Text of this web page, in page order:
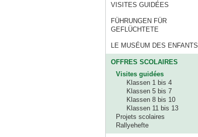
VISITES GUIDÉES
FÜHRUNGEN FÜR
GEFLÜCHTETE
LE MUSÉUM DES ENFANTS
OFFRES SCOLAIRES
Visites guidées
Klassen 1 bis 4
Klassen 5 bis 7
Klassen 8 bis 10
Klassen 11 bis 13
Projets scolaires
Rallyehefte